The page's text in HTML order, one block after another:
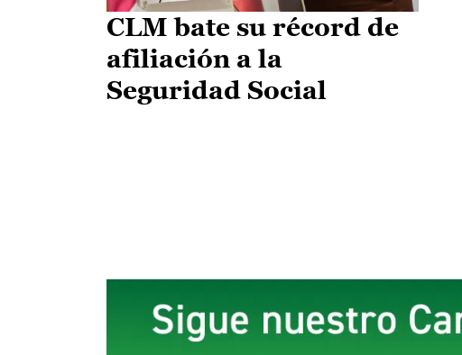
CLM bate su récord de
afiliación a la
Seguridad Social